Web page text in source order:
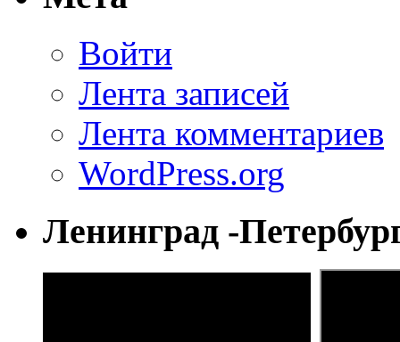
Войти
Лента записей
Лента комментариев
WordPress.org
Ленинград -